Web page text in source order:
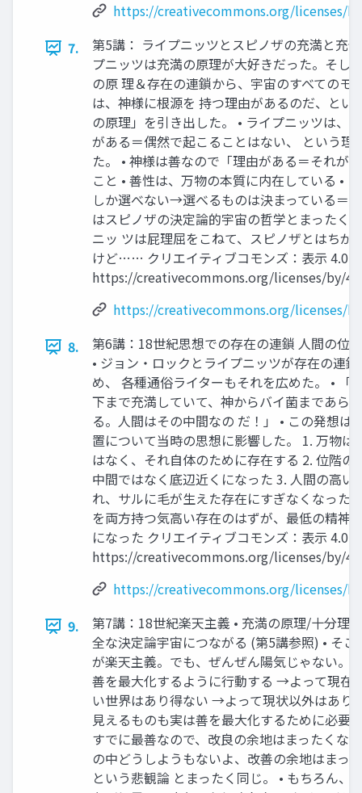
https://creativecommons.org/licenses/
7.
第5講： ライプニッツとスピノザの充満と充
プニッツは充満の原理が大好きだった。そし
の原 理＆存在の連鎖から、宇宙のすべてのモ
は、神様に根源を 持つ理由があるのだ、とい
の原理」を引き出した。 • ライプニッツは、
がある＝偶然で起こることはない、 という理
た。 • 神様は善なので「理由がある＝それが
こと • 善性は、万物の本質に内在している •
しか選べない→選べるものは決まっている＝
はスピノザの決定論的宇宙の哲学とまったく
ニッ ツは屁理屈をこねて、スピノザとはちが
けど…… クリエイティブコモンズ：表示 4.0
https://creativecommons.org/licenses/by/
https://creativecommons.org/licenses/
8.
第6講：18世紀思想での存在の連鎖 人間の位
• ジョン・ロックとライプニッツが存在の連
め、 各種通俗ライターもそれを広めた。 • 「
下まで充満していて、神からバイ菌まであら
る。人間はその中間なの だ！」 • この発想は
置について当時の思想に影響した。 1. 万物は
はなく、それ自体のために存在する 2. 位階の
中間ではなく底辺近くになった 3. 人間の高い
れ、サルに毛が生えた存在にすぎなくなった
を両方持つ気高い存在のはずが、最低の精神
になった クリエイティブコモンズ：表示 4.0
https://creativecommons.org/licenses/by/
https://creativecommons.org/licenses/
9.
第7講：18世紀楽天主義 • 充満の原理/十分理
全な決定論宇宙につながる (第5講参照) • そこ
が楽天主義。でも、ぜんぜん陽気じゃない。
善を最大化するように行動する →よって現在
い世界はあり得ない →よって現状以外はあり
見えるものも実は善を最大化するために必要
すでに最善なので、改良の余地はまったくな
の中どうしようもないよ、改善の余地はまっ
という悲観論 とまったく同じ。 • もちろん、